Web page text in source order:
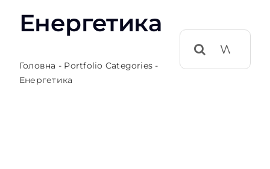
Енергетика
Головна - Portfolio Categories -
Енергетика
Результат
поиска: